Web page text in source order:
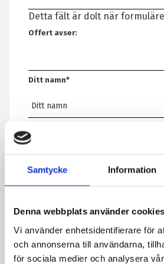
Samtycke Information
Denna webbplats använder cookies
Vi använder enhetsidentifierare för
och annonserna till användarna,
för sociala medier och analysera
Detta fält är dolt när
Offert avser:
Ditt namn*
Telefon